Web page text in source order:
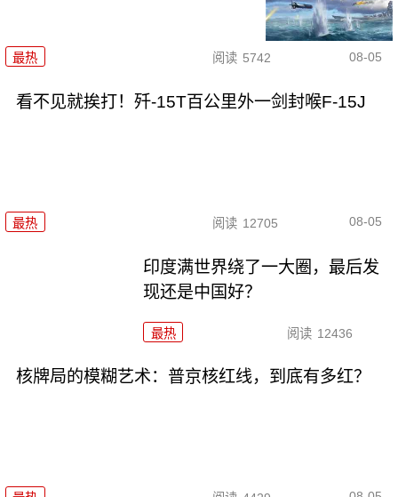
最热 阅读 5742 08-05
看不见就挨打！歼-15T百公里外一剑封喉F-15J
最热 阅读 12705 08-05
印度满世界绕了一大圈，最后发
现还是中国好？
最热 阅读 12436
核牌局的模糊艺术：普京核红线，到底有多红？